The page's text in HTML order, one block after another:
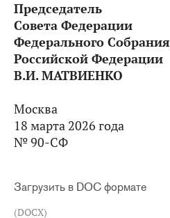
Председатель
Совета Федерации
Федерального Собрания
Российской Федерации
В.И. МАТВИЕНКО
Москва
18 марта 2026 года
№ 90-СФ
Загрузить в DOC формате
(DOCX)